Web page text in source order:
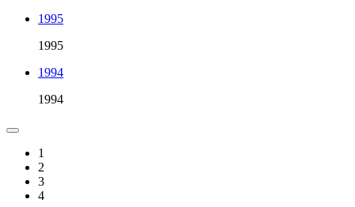
1995
1995
1994
1994
1
2
3
4